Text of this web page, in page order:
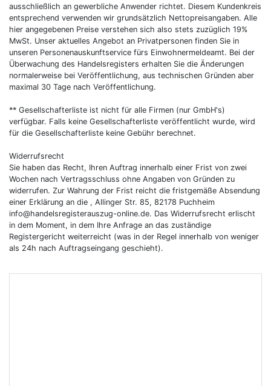
ausschließlich an gewerbliche Anwender richtet. Diesem Kundenkreis
entsprechend verwenden wir grundsätzlich Nettopreisangaben. Alle
hier angegebenen Preise verstehen sich also stets zuzüglich 19%
MwSt. Unser aktuelles Angebot an Privatpersonen finden Sie in
unseren Personenauskunftservice fürs Einwohnermeldeamt. Bei der
Überwachung des Handelsregisters erhalten Sie die Änderungen
normalerweise bei Veröffentlichung, aus technischen Gründen aber
maximal 30 Tage nach Veröffentlichung.
** Gesellschafterliste ist nicht für alle Firmen (nur GmbH's)
verfügbar. Falls keine Gesellschafterliste veröffentlicht wurde, wird
für die Gesellschafterliste keine Gebühr berechnet.
Widerrufsrecht
Sie haben das Recht, Ihren Auftrag innerhalb einer Frist von zwei
Wochen nach Vertragsschluss ohne Angaben von Gründen zu
widerrufen. Zur Wahrung der Frist reicht die fristgemäße Absendung
einer Erklärung an die , Allinger Str. 85, 82178 Puchheim
info@handelsregisterauszug-online.de. Das Widerrufsrecht erlischt
in dem Moment, in dem Ihre Anfrage an das zuständige
Registergericht weiterreicht (was in der Regel innerhalb von weniger
als 24h nach Auftragseingang geschieht).